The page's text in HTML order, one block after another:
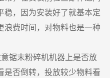
稳，因为安装好了就基本定
浪费时间，对物料也是一种
锯末粉碎机机器上是否放
是否倒转，投放较少物料看